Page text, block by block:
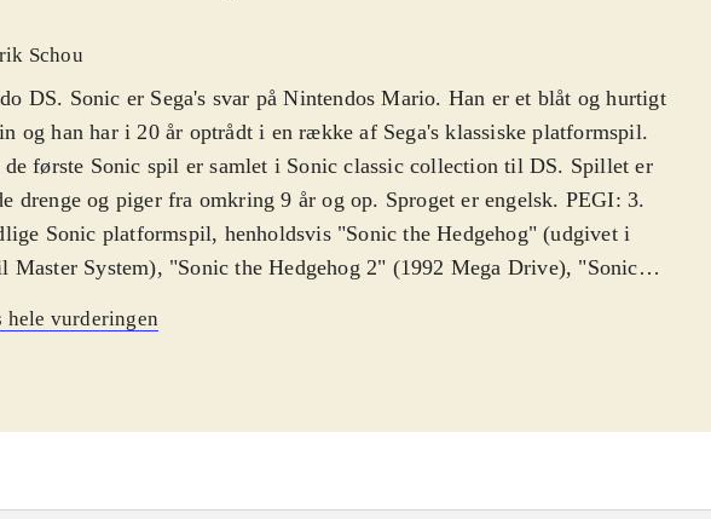
Schou
DS. Sonic er Sega's svar på Nintendos Mario. Han er et blåt og hurtigt
og han har i 20 år optrådt i en række af Sega's klassiske platformspil.
første Sonic spil er samlet i Sonic classic collection til DS. Spillet er
drenge og piger fra omkring 9 år og op. Sproget er engelsk. PEGI: 3.
Sonic platformspil, henholdsvis "Sonic the Hedgehog" (udgivet i
Master System), "Sonic the Hedgehog 2" (1992 Mega Drive), "Sonic
samlet i dette spil, der byder på noget af det bedste retro-platforming
spil også hans venner) helskindet igennem en lang række baner, fyldt
er, at Sonic kan oparbejde en enorm fart og når han løber rigtig stærkt
hele vurderingen